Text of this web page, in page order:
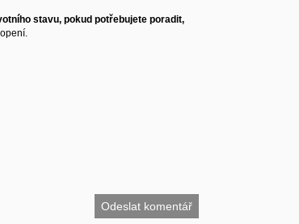
stavu, pokud potřebujete poradit,